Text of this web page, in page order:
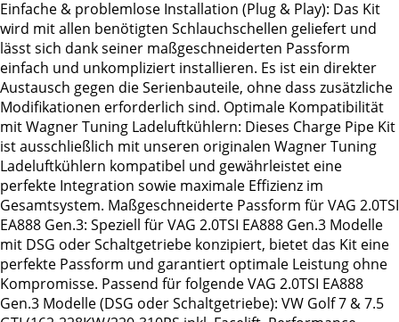
Einfache & problemlose Installation (Plug & Play): Das Kit
wird mit allen benötigten Schlauchschellen geliefert und
lässt sich dank seiner maßgeschneiderten Passform
einfach und unkompliziert installieren. Es ist ein direkter
Austausch gegen die Serienbauteile, ohne dass zusätzliche
Modifikationen erforderlich sind. Optimale Kompatibilität
mit Wagner Tuning Ladeluftkühlern: Dieses Charge Pipe Kit
ist ausschließlich mit unseren originalen Wagner Tuning
Ladeluftkühlern kompatibel und gewährleistet eine
perfekte Integration sowie maximale Effizienz im
Gesamtsystem. Maßgeschneiderte Passform für VAG 2.0TSI
EA888 Gen.3: Speziell für VAG 2.0TSI EA888 Gen.3 Modelle
mit DSG oder Schaltgetriebe konzipiert, bietet das Kit eine
perfekte Passform und garantiert optimale Leistung ohne
Kompromisse. Passend für folgende VAG 2.0TSI EA888
Gen.3 Modelle (DSG oder Schaltgetriebe): VW Golf 7 & 7.5